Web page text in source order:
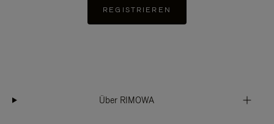
REGISTRIEREN
Über RIMOWA